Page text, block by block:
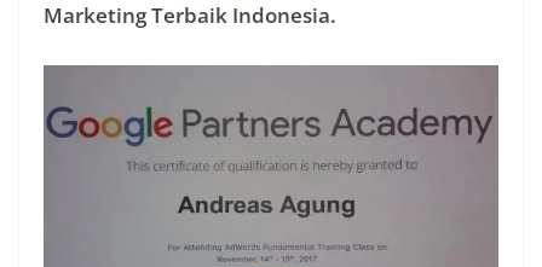
Marketing Terbaik Indonesia.